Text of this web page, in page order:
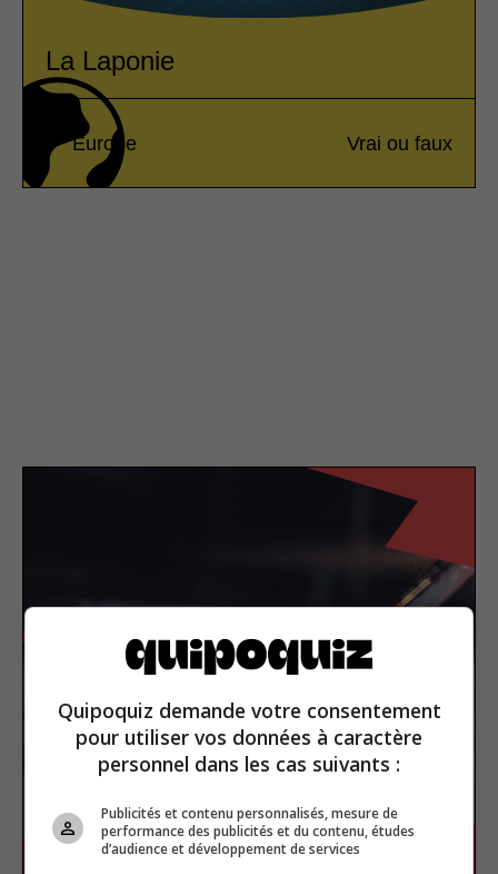
La Laponie
Europe Vrai ou faux
Quipoquiz demande votre consentement
pour utiliser vos données à caractère
personnel dans les cas suivants :
Publicités et contenu personnalisés, mesure de
performance des publicités et du contenu, études
d’audience et développement de services